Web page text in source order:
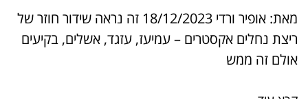
מאת: אופיר ורדי 18/12/2023 זה נראה שידור חוזר של
ריצת נחלים אקסטרים – עמיעז, עזגד, אשלים, בקיעים
אולם זה ממש